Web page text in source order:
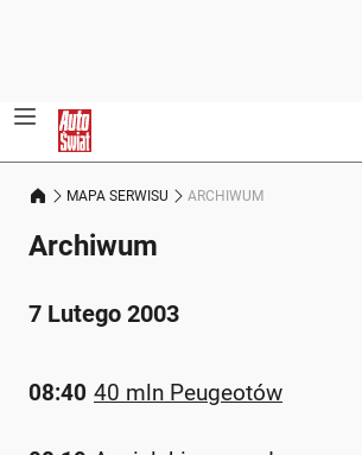
MAPA SERWISU ARCHIWUM
Archiwum
7 Lutego 2003
08:40 40 mln Peugeotów